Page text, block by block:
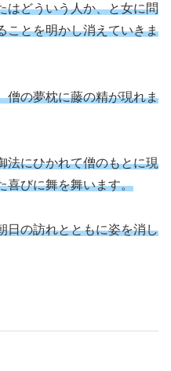
はどういう人か、と女に問
ことを明かし消えていきま
僧の夢枕に藤の精が現れま
法にひかれて僧のもとに現
喜びに舞を舞います。
日の訪れとともに姿を消し